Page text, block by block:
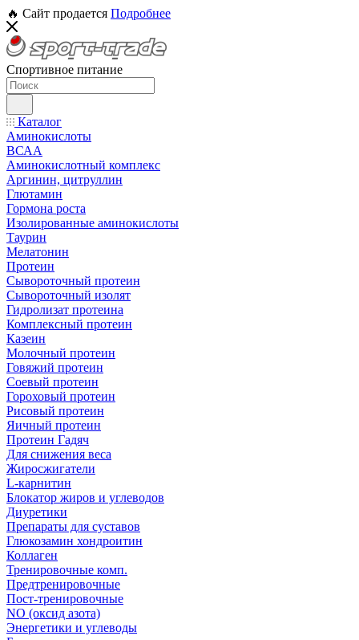
🔥 Сайт продается Подробнее
Спортивное питание
Каталог
Аминокислоты
ВСАА
Аминокислотный комплекс
Аргинин, цитруллин
Глютамин
Гормона роста
Изолированные аминокислоты
Таурин
Мелатонин
Протеин
Сывороточный протеин
Сывороточный изолят
Гидролизат протеина
Комплексный протеин
Казеин
Молочный протеин
Говяжий протеин
Соевый протеин
Гороховый протеин
Рисовый протеин
Яичный протеин
Протеин Гадяч
Для снижения веса
Жиросжигатели
L-карнитин
Блокатор жиров и углеводов
Диуретики
Препараты для суставов
Глюкозамин хондроитин
Коллаген
Тренировочные комп.
Предтренировочные
Пост-тренировочные
NO (оксид азота)
Энергетики и углеводы